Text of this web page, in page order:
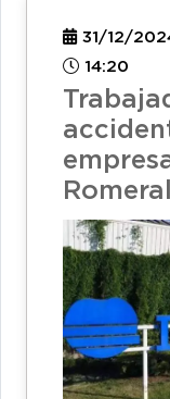
31/12/
14:20
Romeral